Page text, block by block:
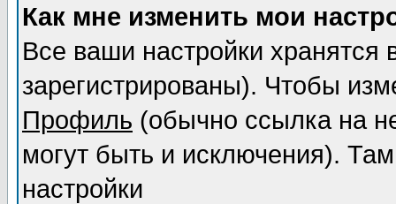
Как мне изменить мои
Все ваши настройки
зарегистрированы). Чтобы
Профиль (обычно ссылка на
могут быть и исключения).
настройки